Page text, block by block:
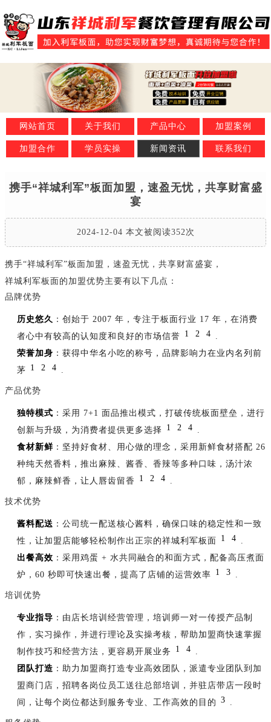
网站首页 关于我们 产品中心 加盟案例
加盟合作 学员实操 新闻资讯 联系我们
携手“祥城利军”板面加盟，速盈无忧，共享财富盛
宴
2024-12-04 本文被阅读352次
携手“祥城利军”板面加盟，速盈无忧，共享财富盛宴，
祥城利军板面的加盟优势主要有以下几点：
品牌优势
历史悠久 ：创始于 2007 年，专注于板面行业 17 年，在消费
者心中有较高的认知度和良好的市场信誉 1 2 4
荣誉加身 ：获得中华名小吃的称号，品牌影响力在业内名列前
茅 1 2 4
产品优势
独特模式 ：采用 7+1 面品推出模式，打破传统板面壁垒，进行
创新与升级，为消费者提供更多选择 1 2 4
食材新鲜 ：坚持好食材、用心做的理念，采用新鲜食材搭配 26
种纯天然香料，推出麻辣、酱香、香辣等多种口味，汤汁浓
郁，麻辣鲜香，让人唇齿留香
1 2 4
技术优势
酱料配送 ：公司统一配送核心酱料，确保口味的稳定性和一致
性，让加盟店能够轻松制作出正宗的祥城利军板面 1 4
出餐高效 ：采用鸡蛋 + 水共同融合的和面方式，配备高压煮面
炉，60 秒即可快速出餐，提高了店铺的运营效率 1 3
培训优势
专业指导 ：由店长培训经营管理，培训师一对一传授产品制
作，实习操作，并进行理论及实操考核，帮助加盟商快速掌握
制作技巧和经营方法，更容易开展业务
1 4
团队打造 ：助力加盟商打造专业高效团队，派遣专业团队到加
盟商门店，招聘各岗位员工送往总部培训，并驻店带店一段时
间，让每个岗位都达到服务专业、工作高效的目的 3